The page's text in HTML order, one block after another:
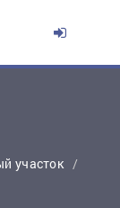
участок
покупки